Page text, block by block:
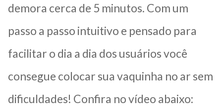
demora cerca de 5 minutos. Com um
passo a passo intuitivo e pensado para
facilitar o dia a dia dos usuários você
consegue colocar sua vaquinha no ar sem
dificuldades! Confira no vídeo abaixo: